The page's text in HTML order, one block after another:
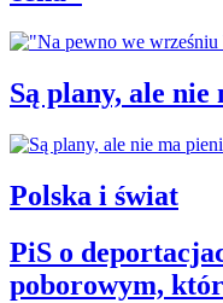
Są plany, ale nie
Polska i świat
PiS o
poborowym,